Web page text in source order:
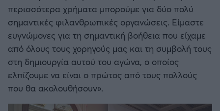
περισσότερα χρήματα μπορούμε για δύο πολύ
σημαντικές φιλανθρωπικές οργανώσεις. Είμαστε
ευγνώμονες για τη σημαντική βοήθεια που είχαμε
από όλους τους χορηγούς μας και τη συμβολή τους
στη δημιουργία αυτού του αγώνα, ο οποίος
ελπίζουμε να είναι ο πρώτος από τους πολλούς
που θα ακολουθήσουν».